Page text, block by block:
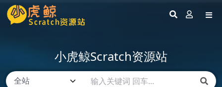
小虎鲸Scratch资源站